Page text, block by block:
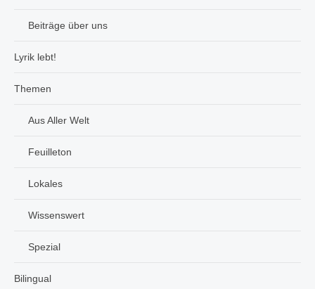
Beiträge über uns
Lyrik lebt!
Themen
Aus Aller Welt
Feuilleton
Lokales
Wissenswert
Spezial
Bilingual